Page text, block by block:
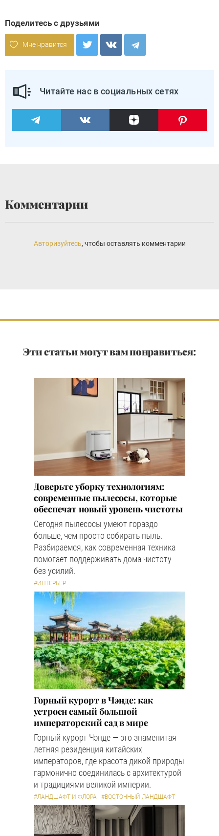
Поделитесь с друзьями
Мне нравится
Читайте нас в социальных сетях
Комментарии
Авторизуйтесь, чтобы оставлять комментарии
Эти статьи могут вам понравиться:
Доверьте уборку технологиям:
современные пылесосы, которые
обеспечат новый уровень чистоты
Сегодня пылесосы умеют гораздо
больше, чем просто собирать пыль.
Разбираемся, как современная техника
помогает поддерживать дома чистоту
без усилий.
#ИНТЕРЬЕР
Горный курорт в Чэнде: как
устроен самый большой
императорский сад в мире
Горный курорт Чэнде — это знаменитая
летняя резиденция китайских
императоров, где красота дикой природы
гармонично соединилась с архитектурой
и традициями великой империи.
#ЛАНДШАФТ И ФЛОРА #ВОСТОЧНЫЙ ЛАНДШАФТ